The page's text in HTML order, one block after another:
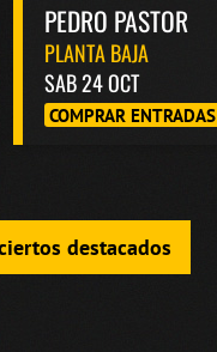
PEDRO PASTOR
PLANTA BAJA
SAB 24 OCT
COMPRAR ENTRADAS
destacados